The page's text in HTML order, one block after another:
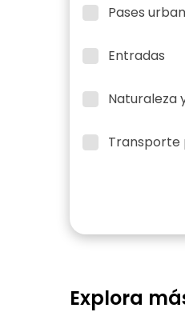
Pases
Entradas
Naturaleza
Transporte
Explora